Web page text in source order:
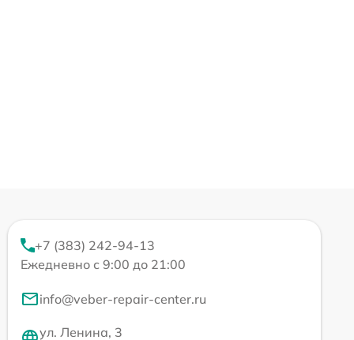
+7 (383) 242-94-13
Ежедневно с 9:00 до 21:00
info@veber-repair-center.ru
ул. Ленина, 3